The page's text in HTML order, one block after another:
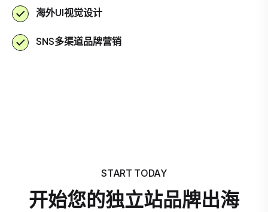
海外UI视觉设计
SNS多渠道品牌营销
START TODAY
开始您的独立站品牌出海